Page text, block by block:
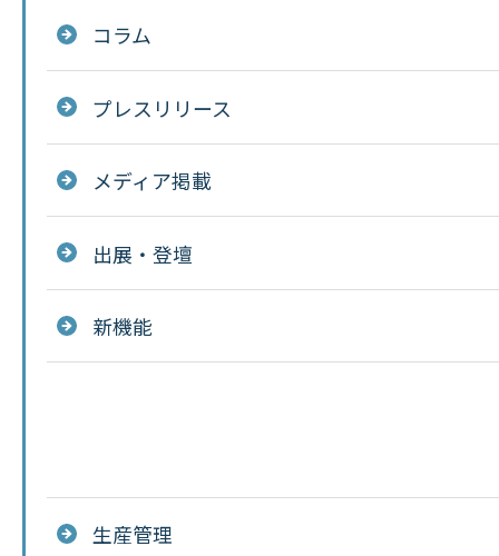
コラム
プレスリリース
メディア掲載
出展・登壇
新機能
生産管理